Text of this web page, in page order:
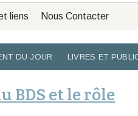
liens Nous Contacter
DU JOUR LIVRES ET
BDS et le rôle